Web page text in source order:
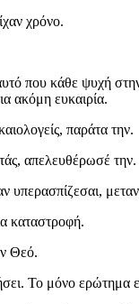
χρόνο.
που κάθε ψυχή
ακόμη ευκαιρία.
παράτα την.
απελευθέρωσέ την.
υπερασπίζεσαι,
καταστροφή.
Θεό.
Το μόνο ερώτημα